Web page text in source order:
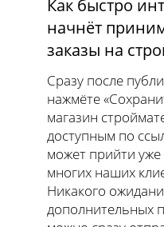
Как быстро
начнёт
заказы на
Сразу после
нажмёте
магазин
доступным по
может прийти
многих наших
Никакого
дополнительных